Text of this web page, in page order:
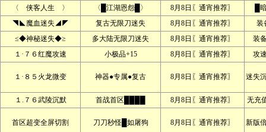
〈 侠客人生 〉
〈█江湖恩怨█〉 8月8日〖通宵推荐〗
█
◥◣魔血迷失◢◤
复古无限刀迷失 8月8日〖通宵推荐〗
装
≤◆神秘迷失◆≥
多大陆无限刀迷失 8月8日〖通宵推荐〗
装
１·７６红魔攻速
小极品+15 8月8日〖通宵推荐〗 攻
１·８５火龙微变 神器●专属●复古 8月8日〖通宵推荐〗 迷失
１.７６武陵沉默 首战首区████ 8月8日〖通宵推荐〗 无充
首区超变全屏切割 刀刀秒怪█如屠狗 8月8日〖通宵推荐〗 新版